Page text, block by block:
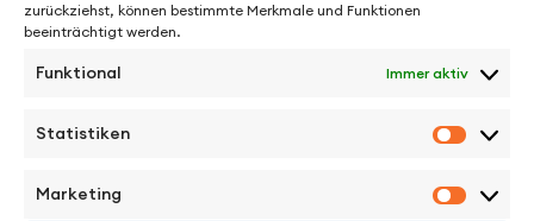
zurückziehst, können bestimmte Merkmale und Funktionen
beeinträchtigt werden.
Funktional Immer aktiv
Statistiken
Marketing